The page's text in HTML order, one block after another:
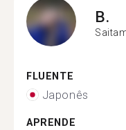
B.
FLUENTE
Japonês
APRENDE